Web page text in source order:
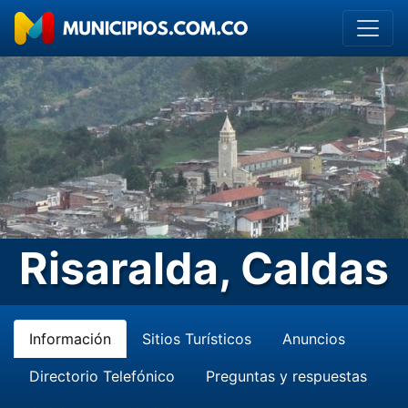
Risaralda, Caldas
Información Sitios Turísticos Anuncios
Directorio Telefónico Preguntas y respuestas